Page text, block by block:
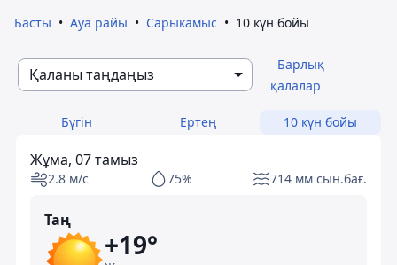
Басты Ауа райы Сарыкамыс 10 күн бойы
Қаланы таңдаңыз
Барлық
қалалар
Бүгін Ертең 10 күн бойы
Жұма, 07 тамыз
2.8 м/с 75% 714 мм сын.бағ.
Таң
+19°